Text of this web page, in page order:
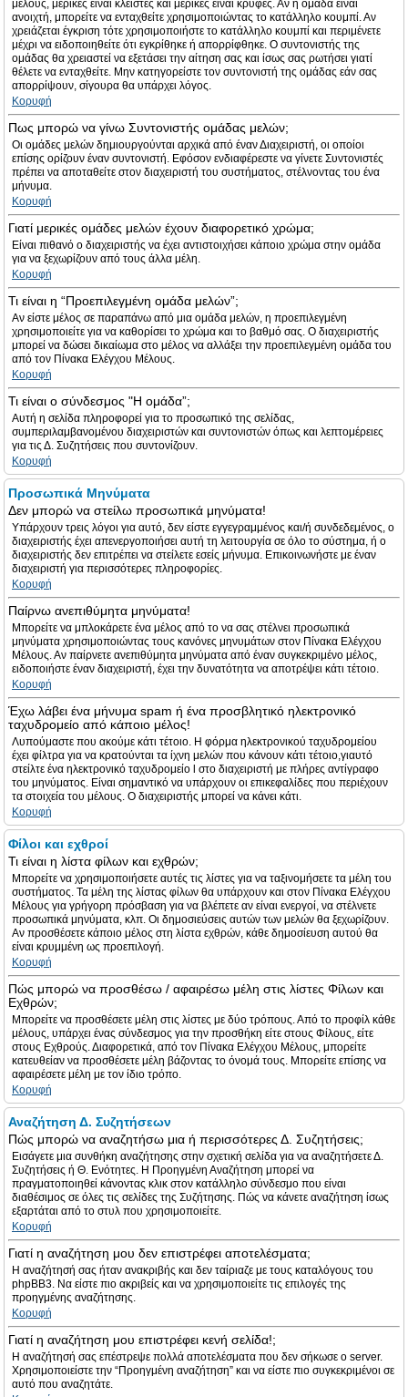
μέλους, μερικές είναι κλειστές και μερικές είναι κρυφές. Αν η ομάδα είναι
ανοιχτή, μπορείτε να ενταχθείτε χρησιμοποιώντας το κατάλληλο κουμπί. Αν
χρειάζεται έγκριση τότε χρησιμοποιήστε το κατάλληλο κουμπί και περιμένετε
μέχρι να ειδοποιηθείτε ότι εγκρίθηκε ή απορρίφθηκε. Ο συντονιστής της
ομάδας θα χρειαστεί να εξετάσει την αίτηση σας και ίσως σας ρωτήσει γιατί
θέλετε να ενταχθείτε. Μην κατηγορείστε τον συντονιστή της ομάδας εάν σας
απορρίψουν, σίγουρα θα υπάρχει λόγος.
Κορυφή
Πως μπορώ να γίνω Συντονιστής ομάδας μελών;
Οι ομάδες μελών δημιουργούνται αρχικά από έναν Διαχειριστή, οι οποίοι
επίσης ορίζουν έναν συντονιστή. Εφόσον ενδιαφέρεστε να γίνετε Συντονιστές
πρέπει να αποταθείτε στον διαχειριστή του συστήματος, στέλνοντας του ένα
μήνυμα.
Κορυφή
Γιατί μερικές ομάδες μελών έχουν διαφορετικό χρώμα;
Είναι πιθανό ο διαχειριστής να έχει αντιστοιχήσει κάποιο χρώμα στην ομάδα
για να ξεχωρίζουν από τους άλλα μέλη.
Κορυφή
Τι είναι η “Προεπιλεγμένη ομάδα μελών”;
Αν είστε μέλος σε παραπάνω από μια ομάδα μελών, η προεπιλεγμένη
χρησιμοποιείτε για να καθορίσει το χρώμα και το βαθμό σας. Ο διαχειριστής
μπορεί να δώσει δικαίωμα στο μέλος να αλλάξει την προεπιλεγμένη ομάδα του
από τον Πίνακα Ελέγχου Μέλους.
Κορυφή
Τι είναι ο σύνδεσμος "Η ομάδα”;
Αυτή η σελίδα πληροφορεί για το προσωπικό της σελίδας,
συμπεριλαμβανομένου διαχειριστών και συντονιστών όπως και λεπτομέρειες
για τις Δ. Συζητήσεις που συντονίζουν.
Κορυφή
Προσωπικά Μηνύματα
Δεν μπορώ να στείλω προσωπικά μηνύματα!
Υπάρχουν τρεις λόγοι για αυτό, δεν είστε εγγεγραμμένος και/ή συνδεδεμένος, ο
διαχειριστής έχει απενεργοποιήσει αυτή τη λειτουργία σε όλο το σύστημα, ή ο
διαχειριστής δεν επιτρέπει να στείλετε εσείς μήνυμα. Επικοινωνήστε με έναν
διαχειριστή για περισσότερες πληροφορίες.
Κορυφή
Παίρνω ανεπιθύμητα μηνύματα!
Μπορείτε να μπλοκάρετε ένα μέλος από το να σας στέλνει προσωπικά
μηνύματα χρησιμοποιώντας τους κανόνες μηνυμάτων στον Πίνακα Ελέγχου
Μέλους. Αν παίρνετε ανεπιθύμητα μηνύματα από έναν συγκεκριμένο μέλος,
ειδοποιήστε έναν διαχειριστή, έχει την δυνατότητα να αποτρέψει κάτι τέτοιο.
Κορυφή
Έχω λάβει ένα μήνυμα spam ή ένα προσβλητικό ηλεκτρονικό
ταχυδρομείο από κάποιο μέλος!
Λυπούμαστε που ακούμε κάτι τέτοιο. Η φόρμα ηλεκτρονικού ταχυδρομείου
έχει φίλτρα για να κρατούνται τα ίχνη μελών που κάνουν κάτι τέτοιο,γιαυτό
στείλτε ένα ηλεκτρονικό ταχυδρομείο l στο διαχειριστή με πλήρες αντίγραφο
του μηνύματος. Είναι σημαντικό να υπάρχουν οι επικεφαλίδες που περιέχουν
τα στοιχεία του μέλους. Ο διαχειριστής μπορεί να κάνει κάτι.
Κορυφή
Φίλοι και εχθροί
Τι είναι η λίστα φίλων και εχθρών;
Μπορείτε να χρησιμοποιήσετε αυτές τις λίστες για να ταξινομήσετε τα μέλη του
συστήματος. Τα μέλη της λίστας φίλων θα υπάρχουν και στον Πίνακα Ελέγχου
Μέλους για γρήγορη πρόσβαση για να βλέπετε αν είναι ενεργοί, να στέλνετε
προσωπικά μηνύματα, κλπ. Οι δημοσιεύσεις αυτών των μελών θα ξεχωρίζουν.
Αν προσθέσετε κάποιο μέλος στη λίστα εχθρών, κάθε δημοσίευση αυτού θα
είναι κρυμμένη ως προεπιλογή.
Κορυφή
Πώς μπορώ να προσθέσω / αφαιρέσω μέλη στις λίστες Φίλων και
Εχθρών;
Μπορείτε να προσθέσετε μέλη στις λίστες με δύο τρόπους. Από το προφίλ κάθε
μέλους, υπάρχει ένας σύνδεσμος για την προσθήκη είτε στους Φίλους, είτε
στους Εχθρούς. Διαφορετικά, από τον Πίνακα Ελέγχου Μέλους, μπορείτε
κατευθείαν να προσθέσετε μέλη βάζοντας το όνομά τους. Μπορείτε επίσης να
αφαιρέσετε μέλη με τον ίδιο τρόπο.
Κορυφή
Αναζήτηση Δ. Συζητήσεων
Πώς μπορώ να αναζητήσω μια ή περισσότερες Δ. Συζητήσεις;
Εισάγετε μια συνθήκη αναζήτησης στην σχετική σελίδα για να αναζητήσετε Δ.
Συζητήσεις ή Θ. Ενότητες. Η Προηγμένη Αναζήτηση μπορεί να
πραγματοποιηθεί κάνοντας κλικ στον κατάλληλο σύνδεσμο που είναι
διαθέσιμος σε όλες τις σελίδες της Συζήτησης. Πώς να κάνετε αναζήτηση ίσως
εξαρτάται από το στυλ που χρησιμοποιείτε.
Κορυφή
Γιατί η αναζήτηση μου δεν επιστρέφει αποτελέσματα;
Η αναζήτησή σας ήταν ανακριβής και δεν ταίριαζε με τους καταλόγους του
phpBB3. Να είστε πιο ακριβείς και να χρησιμοποιείτε τις επιλογές της
προηγμένης αναζήτησης.
Κορυφή
Γιατί η αναζήτηση μου επιστρέφει κενή σελίδα!;
Η αναζήτησή σας επέστρεψε πολλά αποτελέσματα που δεν σήκωσε ο server.
Χρησιμοποιείστε την “Προηγμένη αναζήτηση” και να είστε πιο συγκεκριμένοι σε
αυτό που αναζητάτε.